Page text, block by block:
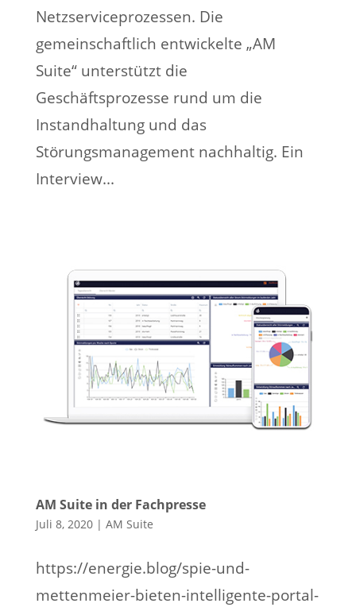
Netzserviceprozessen. Die
gemeinschaftlich entwickelte „AM
Suite“ unterstützt die
Geschäftsprozesse rund um die
Instandhaltung und das
Störungsmanagement nachhaltig. Ein
Interview...
AM Suite in der Fachpresse
Juli 8, 2020| AM Suite
https://energie.blog/spie-und-
mettenmeier-bieten-intelligente-portal-